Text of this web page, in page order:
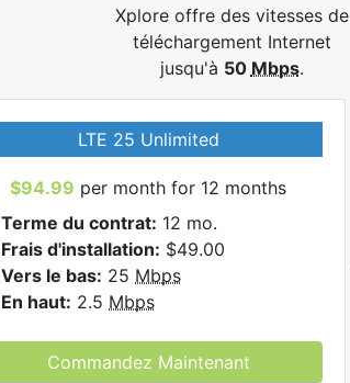
Xplore offre des vitesses de
téléchargement Internet
jusqu'à 50 Mbps.
LTE 25 Unlimited
$94.99 per month for 12 months
Terme du contrat: 12 mo.
Frais d'installation: $49.00
Vers le bas: 25 Mbps
En haut: 2.5 Mbps
Commandez Maintenant